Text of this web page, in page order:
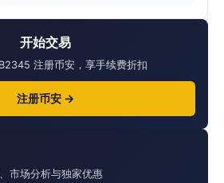
开始交易
注册币安，享手续费折扣
注册币安 →
市场分析与独家优惠